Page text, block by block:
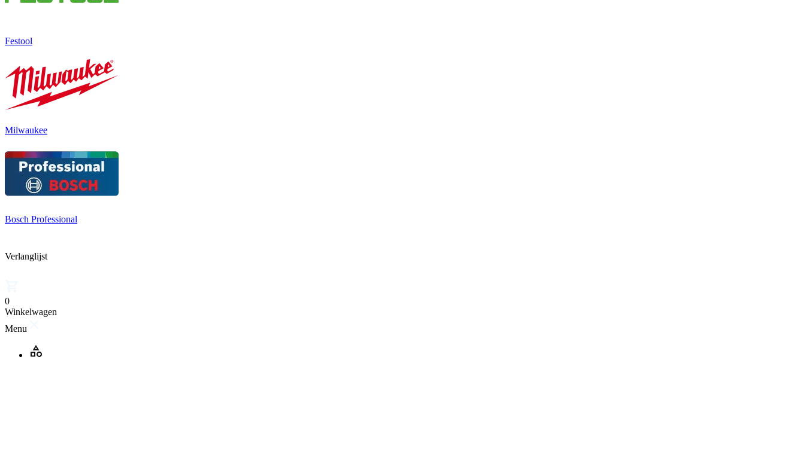
Festool
Milwaukee
Bosch Professional
Verlanglijst
0
Winkelwagen
Menu